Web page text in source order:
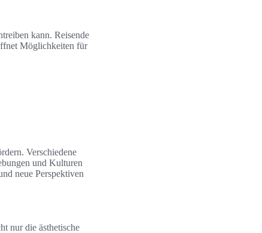
kann. Reisende
Möglichkeiten für
Verschiedene
und Kulturen
neue Perspektiven
nur die ästhetische